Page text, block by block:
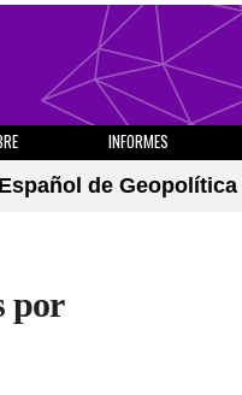
INFORMES
de Geopolítica
por